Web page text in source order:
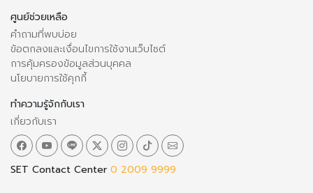
ศูนย์ช่วยเหลือ
คำถามที่พบบ่อย
ข้อตกลงและเงื่อนไขการใช้งานเว็บไซต์
การคุ้มครองข้อมูลส่วนบุคคล
นโยบายการใช้คุกกี้
ทำความรู้จักกับเรา
เกี่ยวกับเรา
SET Contact Center 0 2009 9999